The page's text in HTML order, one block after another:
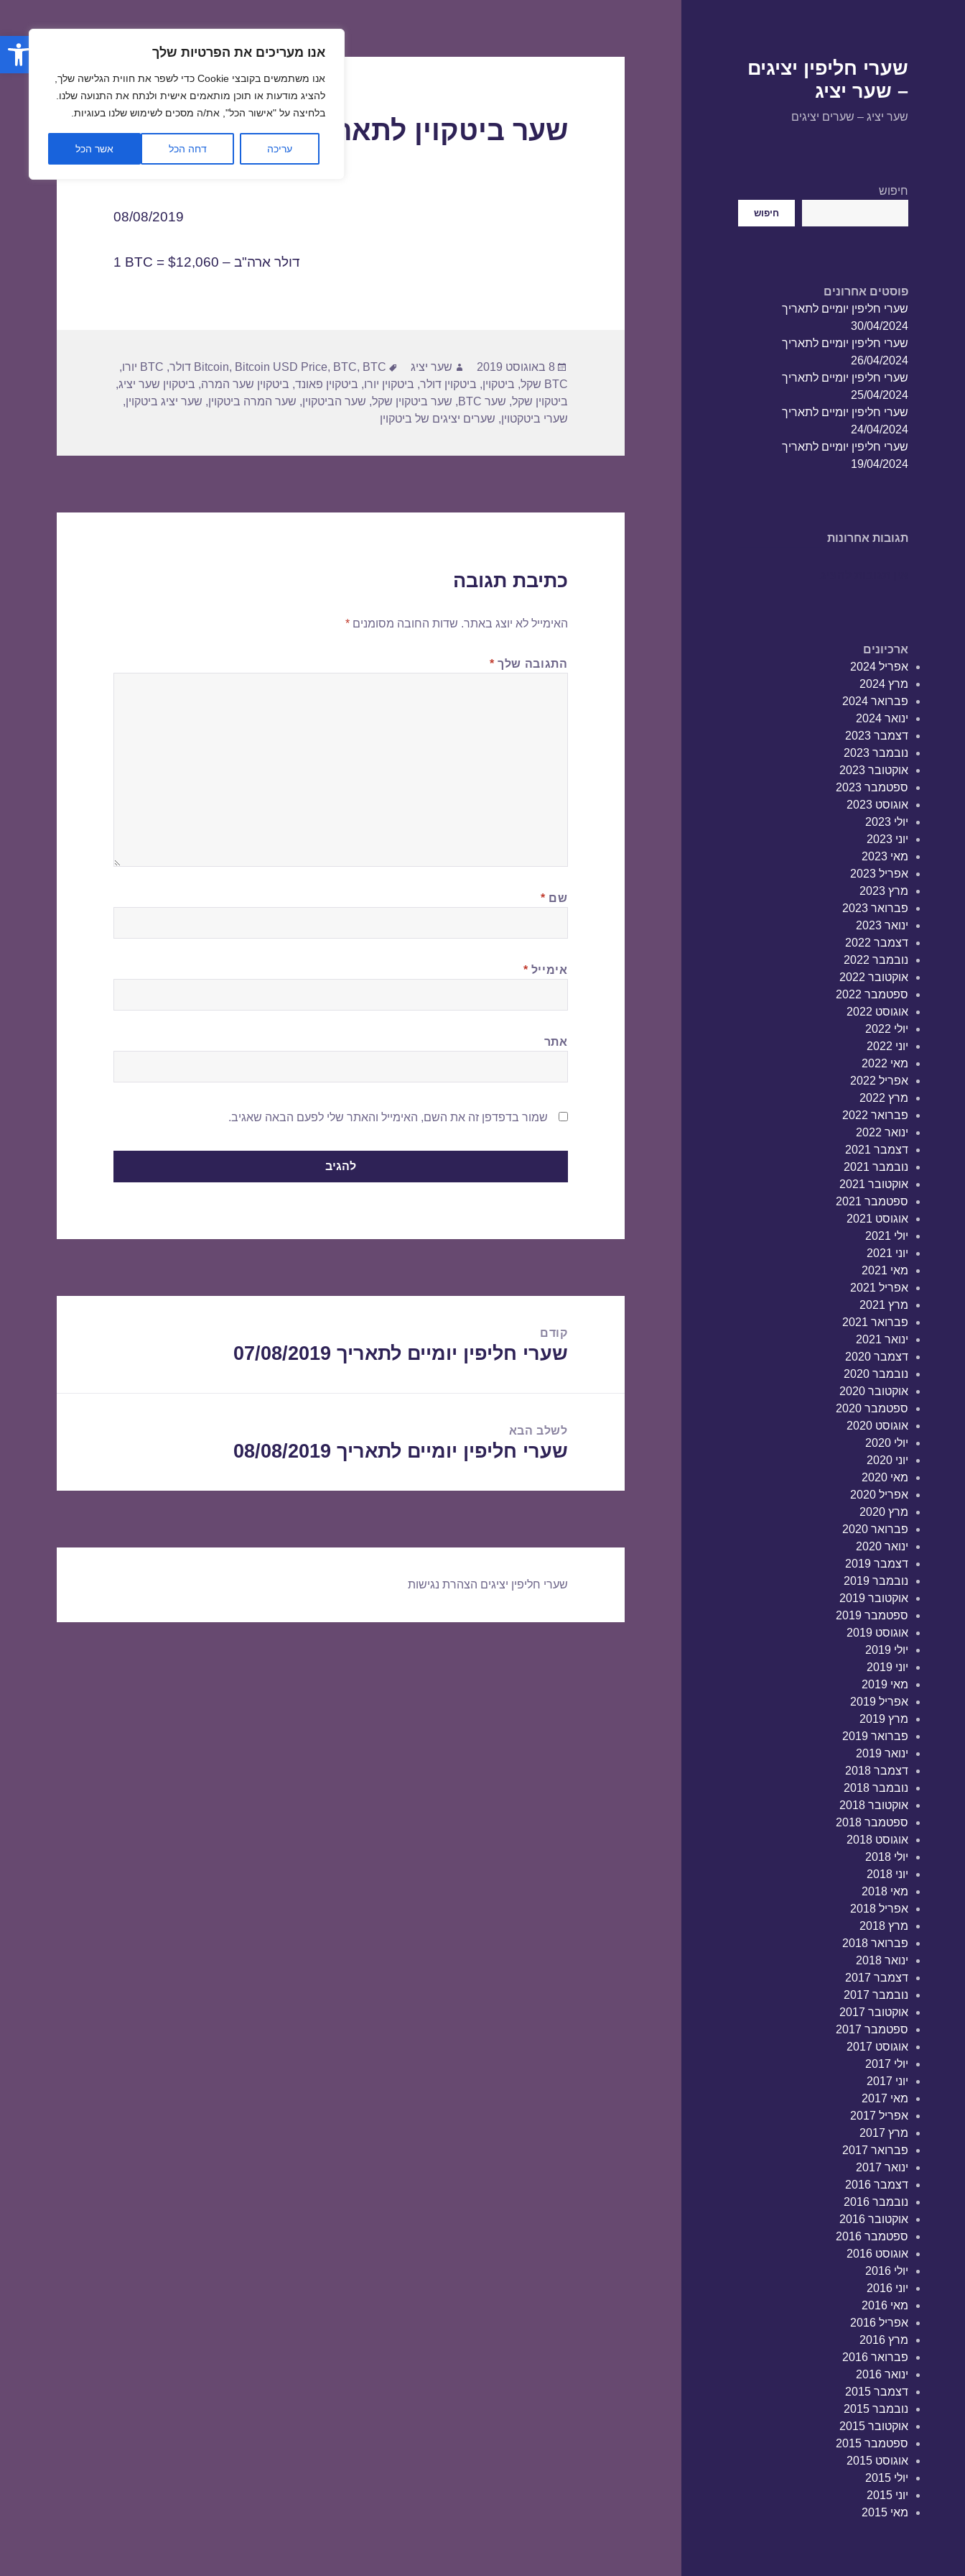
פתח אנו מעריכים את הפרטיות שלך
אנו משתמשים בקובצי Cookie כדי לשפר את חווית הגלישה שלך,
להציג מודעות או תוכן מותאמים אישית ולנתח את התנועה שלנו.
בלחיצה על "אישור הכל", את/ה מסכים לשימוש שלנו בעוגיות.
עריכה דחה הכל אשר הכל
שערי חליפין יציגים
– שער יציג
שער יציג – שערים יציגים
חיפוש
חיפוש
פוסטים אחרונים
שערי חליפין יומיים לתאריך
30/04/2024
שערי חליפין יומיים לתאריך
26/04/2024
שערי חליפין יומיים לתאריך
25/04/2024
שערי חליפין יומיים לתאריך
24/04/2024
שערי חליפין יומיים לתאריך
19/04/2024
תגובות אחרונות
ארכיונים
אפריל 2024
מרץ 2024
פברואר 2024
ינואר 2024
דצמבר 2023
נובמבר 2023
אוקטובר 2023
ספטמבר 2023
אוגוסט 2023
יולי 2023
יוני 2023
מאי 2023
אפריל 2023
מרץ 2023
פברואר 2023
ינואר 2023
דצמבר 2022
נובמבר 2022
אוקטובר 2022
ספטמבר 2022
אוגוסט 2022
יולי 2022
יוני 2022
מאי 2022
אפריל 2022
מרץ 2022
פברואר 2022
ינואר 2022
דצמבר 2021
נובמבר 2021
אוקטובר 2021
ספטמבר 2021
אוגוסט 2021
יולי 2021
יוני 2021
מאי 2021
אפריל 2021
מרץ 2021
פברואר 2021
ינואר 2021
דצמבר 2020
נובמבר 2020
אוקטובר 2020
ספטמבר 2020
אוגוסט 2020
יולי 2020
יוני 2020
מאי 2020
אפריל 2020
מרץ 2020
פברואר 2020
ינואר 2020
דצמבר 2019
נובמבר 2019
אוקטובר 2019
ספטמבר 2019
אוגוסט 2019
יולי 2019
יוני 2019
מאי 2019
אפריל 2019
מרץ 2019
פברואר 2019
ינואר 2019
דצמבר 2018
נובמבר 2018
אוקטובר 2018
ספטמבר 2018
אוגוסט 2018
יולי 2018
יוני 2018
מאי 2018
אפריל 2018
מרץ 2018
פברואר 2018
ינואר 2018
דצמבר 2017
נובמבר 2017
אוקטובר 2017
ספטמבר 2017
אוגוסט 2017
יולי 2017
יוני 2017
מאי 2017
אפריל 2017
מרץ 2017
פברואר 2017
ינואר 2017
דצמבר 2016
נובמבר 2016
אוקטובר 2016
ספטמבר 2016
אוגוסט 2016
יולי 2016
יוני 2016
מאי 2016
אפריל 2016
מרץ 2016
פברואר 2016
ינואר 2016
דצמבר 2015
נובמבר 2015
אוקטובר 2015
ספטמבר 2015
אוגוסט 2015
יולי 2015
יוני 2015
מאי 2015
שער ביטקוין לתאריך 08/08/2019
08/08/2019
1 BTC = $12,060 – דולר ארה"ב
פורסם
בתאריך
8 באוגוסט 2019 מחבר
שער יציג תגיות Bitcoin, Bitcoin USD Price, BTC, BTC דולר , BTC יורו
,
BTC שקל
, ביטקוין, ביטקוין דולר, ביטקוין יורו, ביטקוין פאונד, ביטקוין שער המרה, ביטקוין שער יציג,
ביטקוין שקל, שער BTC , שער ביטקוין שקל, שער הביטקוין, שער המרה ביטקוין, שער יציג ביטקוין,
שערי ביטקטוין, שערים יציגים של ביטקוין
כתיבת תגובה
האימייל לא יוצג באתר. שדות החובה מסומנים*
התגובה שלך *
שם *
אימייל *
אתר
שמור בדפדפן זה את השם, האימייל והאתר שלי לפעם הבאה שאגיב.
קודם
הפוסט
שערי חליפין יומיים לתאריך 07/08/2019
לשלב הבא
הפוסט
שערי חליפין יומיים לתאריך 08/08/2019
שערי חליפין יציגים הצהרת נגישות